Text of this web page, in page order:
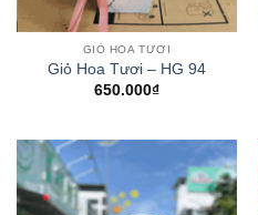
GIỎ HOA TƯƠI
Giỏ Hoa Tươi – HG 94
650.000₫